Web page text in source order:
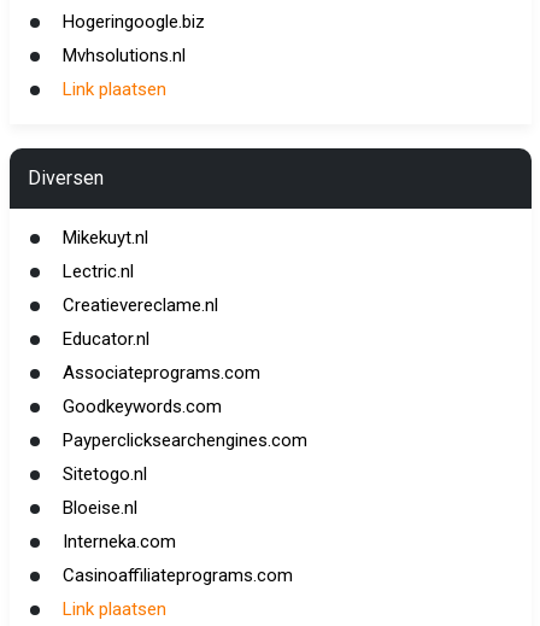
Hogeringoogle.biz
Mvhsolutions.nl
Link plaatsen
Diversen
Mikekuyt.nl
Lectric.nl
Creatievereclame.nl
Educator.nl
Associateprograms.com
Goodkeywords.com
Payperclicksearchengines.com
Sitetogo.nl
Bloeise.nl
Interneka.com
Casinoaffiliateprograms.com
Link plaatsen